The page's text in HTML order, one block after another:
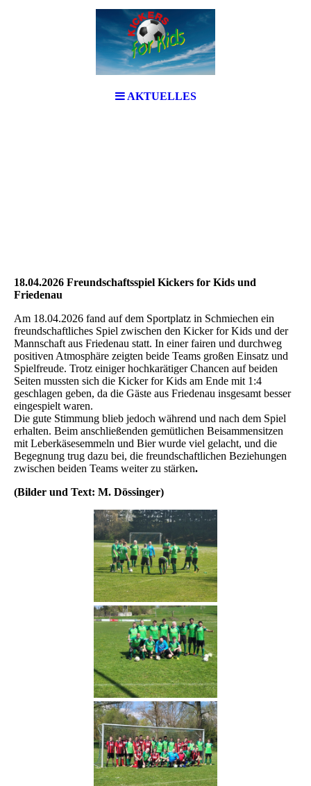
AKTUELLES
18.04.2026 Freundschaftsspiel Kickers for Kids und
Friedenau
Am 18.04.2026 fand auf dem Sportplatz in Schmiechen ein
freundschaftliches Spiel zwischen den Kicker for Kids und der
Mannschaft aus Friedenau statt. In einer fairen und durchweg
positiven Atmosphäre zeigten beide Teams großen Einsatz und
Spielfreude. Trotz einiger hochkarätiger Chancen auf beiden
Seiten mussten sich die Kicker for Kids am Ende mit 1:4
geschlagen geben, da die Gäste aus Friedenau insgesamt besser
eingespielt waren.
Die gute Stimmung blieb jedoch während und nach dem Spiel
erhalten. Beim anschließenden gemütlichen Beisammensitzen
mit Leberkäsesemmeln und Bier wurde viel gelacht, und die
Begegnung trug dazu bei, die freundschaftlichen Beziehungen
zwischen beiden Teams weiter zu stärken.
(Bilder und Text: M. Dössinger)